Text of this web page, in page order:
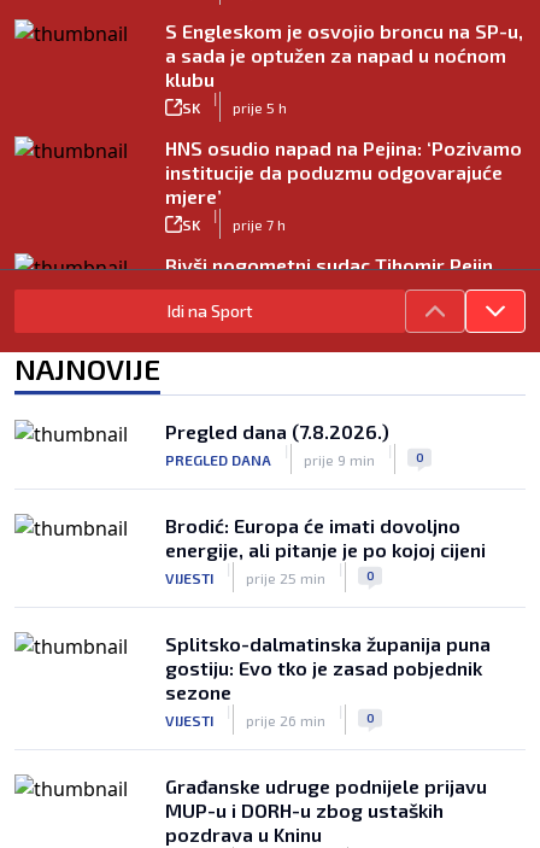
S Engleskom je osvojio broncu na SP-u,
a sada je optužen za napad u noćnom
klubu
SK
|
prije 5 h
HNS osudio napad na Pejina: ‘Pozivamo
institucije da poduzmu odgovarajuće
mjere’
SK
|
prije 7 h
Bivši nogometni sudac Tihomir Pejin
pretučen u Osijeku, policija istražuje
brutalni napad
|
Idi na Sport
NAJNOVIJE
Pregled dana (7.8.2026.)
PREGLED DANA
|
prije 9 min
| 0
Brodić: Europa će imati dovoljno
energije, ali pitanje je po kojoj cijeni
VIJESTI
|
prije 25 min
| 0
Splitsko-dalmatinska županija puna
gostiju: Evo tko je zasad pobjednik
sezone
VIJESTI
|
prije 26 min
| 0
Građanske udruge podnijele prijavu
MUP-u i DORH-u zbog ustaških
pozdrava u Kninu